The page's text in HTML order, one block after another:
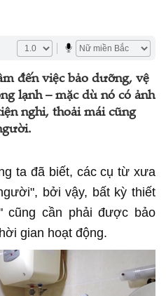
đến việc bảo dưỡng, vệ
lạnh – mặc dù nó có ảnh
nghi, thoải mái cũng
ta đã biết, các cụ từ xưa
bởi vậy, bất kỳ thiết
cũng cần phải được bảo
gian hoạt động.